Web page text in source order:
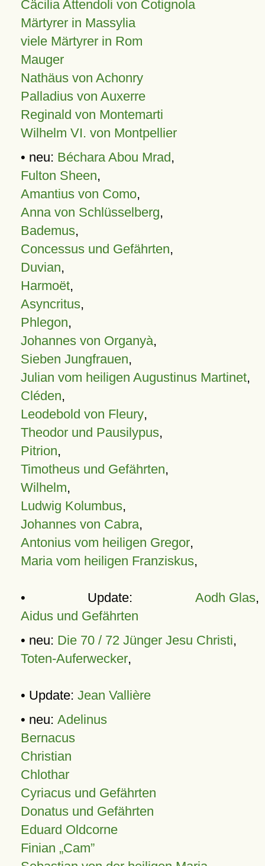
Cäcilia Attendoli von Cotignola
Märtyrer in Massylia
viele Märtyrer in Rom
Mauger
Nathäus von Achonry
Palladius von Auxerre
Reginald von Montemarti
Wilhelm VI. von Montpellier
• neu: Béchara Abou Mrad,
Fulton Sheen,
Amantius von Como,
Anna von Schlüsselberg,
Bademus,
Concessus und Gefährten,
Duvian,
Harmoët,
Asyncritus,
Phlegon,
Johannes von Organyà,
Sieben Jungfrauen,
Julian vom heiligen Augustinus Martinet,
Cléden,
Leodebold von Fleury,
Theodor und Pausilypus,
Pitrion,
Timotheus und Gefährten,
Wilhelm,
Ludwig Kolumbus,
Johannes von Cabra,
Antonius vom heiligen Gregor,
Maria vom heiligen Franziskus,
• Update: Aodh Glas,
Aidus und Gefährten
• neu: Die 70 / 72 Jünger Jesu Christi,
Toten-Auferwecker,
• Update: Jean Vallière
• neu: Adelinus
Bernacus
Christian
Chlothar
Cyriacus und Gefährten
Donatus und Gefährten
Eduard Oldcorne
Finian Cam